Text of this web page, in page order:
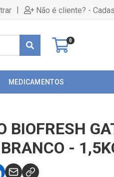
| Não é cliente? -
0
MEDICAMENTOS
BIOFRESH
-